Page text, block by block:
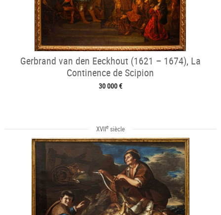
Gerbrand van den Eeckhout (1621 – 1674), La
Continence de Scipion
30 000 €
XVIIesiècle